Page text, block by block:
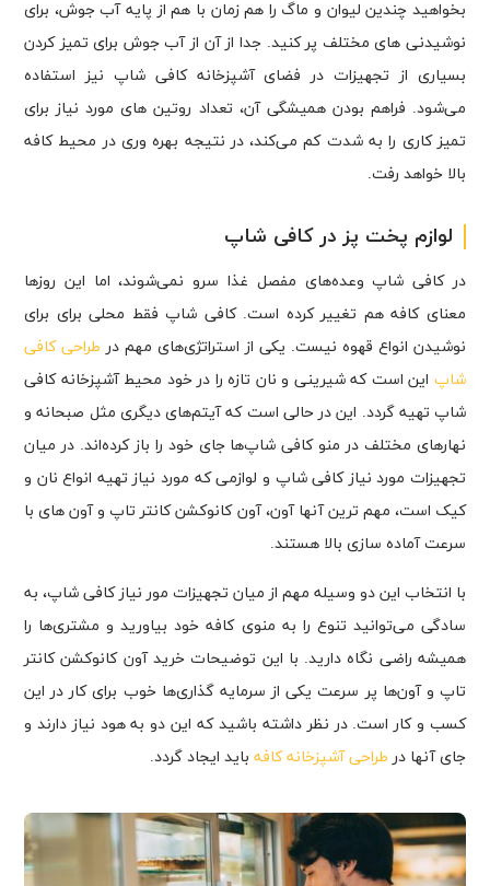
بخواهید چندین لیوان و ماگ را هم زمان با هم از پایه آب جوش، برای
نوشیدنی های مختلف پر کنید. جدا از آن از آب جوش برای تمیز کردن
بسیاری از تجهیزات در فضای آشپزخانه کافی شاپ نیز استفاده
می‌شود. فراهم بودن همیشگی آن، تعداد روتین های مورد نیاز برای
تمیز کاری را به شدت کم می‌کند، در نتیجه بهره وری در محیط کافه
بالا خواهد رفت.
لوازم پخت پز در کافی شاپ
در کافی شاپ وعده‌‎های مفصل غذا سرو نمی‌شوند، اما این روزها
معنای کافه هم تغییر کرده است. کافی شاپ فقط محلی برای برای
نوشیدن انواع قهوه نیست. یکی از استراتژی‌های مهم در طراحی کافی
شاپ این است که شیرینی‌ و نان تازه را در خود محیط آشپزخانه کافی
شاپ تهیه گردد. این در حالی است که آیتم‌های دیگری مثل صبحانه و
نهارهای مختلف در منو کافی شاپ‌ها جای خود را باز کرده‌اند. در میان
تجهیزات مورد نیاز کافی‌ شاپ و لوازمی که مورد نیاز تهیه انواع نان و
کیک است، مهم ترین آنها آون، آون کانوکشن کانتر تاپ و آون های با
سرعت آماده سازی بالا هستند.
با انتخاب این دو وسیله مهم از میان تجهیزات مور نیاز کافی شاپ، به
سادگی می‌توانید تنوع را به منوی کافه خود بیاورید و مشتری‌ها را
همیشه راضی نگاه دارید. با این توضیحات خرید آون کانوکشن کانتر
تاپ و آون‌ها پر سرعت یکی از سرمایه گذاری‌ها خوب برای کار در این
کسب و کار است. در نظر داشته باشید که این دو به هود نیاز دارند و
جای آنها در طراحی آشپزخانه کافه باید ایجاد گردد.